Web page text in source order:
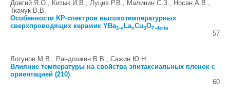
Довгий Я.О., Китык И.В., Луцив Р.В., Малинин С.З., Носан А.В.,
Ткачук В.В.
Особенности KP-спектров высокотемпературных
сверхпроводящих керамик YBa2-x LaxCu3O7-delta
57
Логунов М.В., Рандошкин В.В., Сажин Ю.Н.
Влияние температуры на свойства эпитаксиальных пленок с
ориентацией (210)
60